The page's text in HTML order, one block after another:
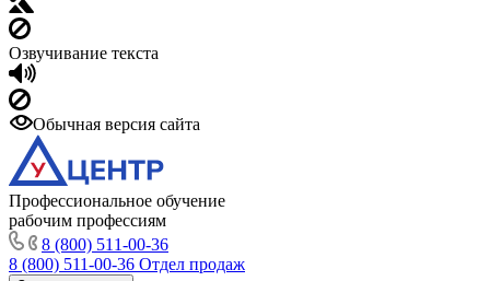
Озвучивание текста
Обычная версия сайта
Профессиональное обучение
рабочим профессиям
8 (800) 511-00-36
8 (800) 511-00-36 Отдел продаж